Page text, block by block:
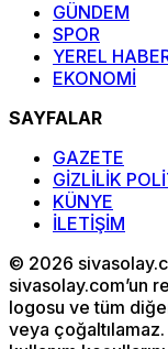
GÜNDEM
SPOR
YEREL
EKONOMİ
SAYFALAR
GAZETE
GİZLİLİK
KÜNYE
İLETİŞİM
© 2026
sivasolay.com’un
logosu ve tüm
veya